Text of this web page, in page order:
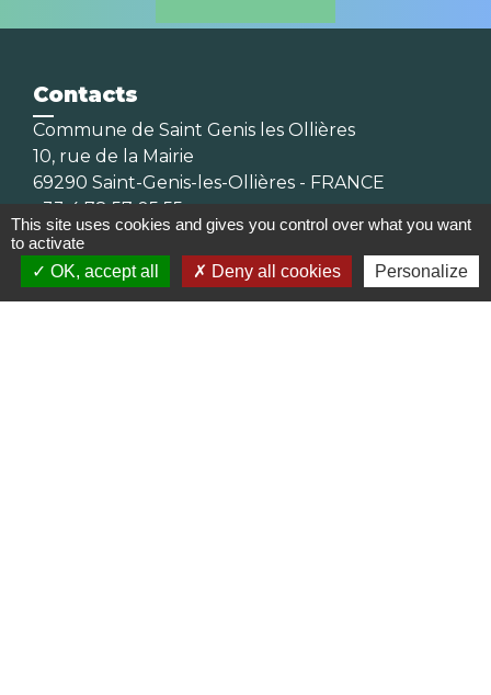
Contacts
Commune de Saint Genis les Ollières
10, rue de la Mairie
69290 Saint-Genis-les-Ollières - FRANCE
+33 4 78 57 05 55
Contact par formulaire
Horaires
This site uses cookies and gives you control over what you want
to activate
OK, accept all
Deny all cookies Personalize